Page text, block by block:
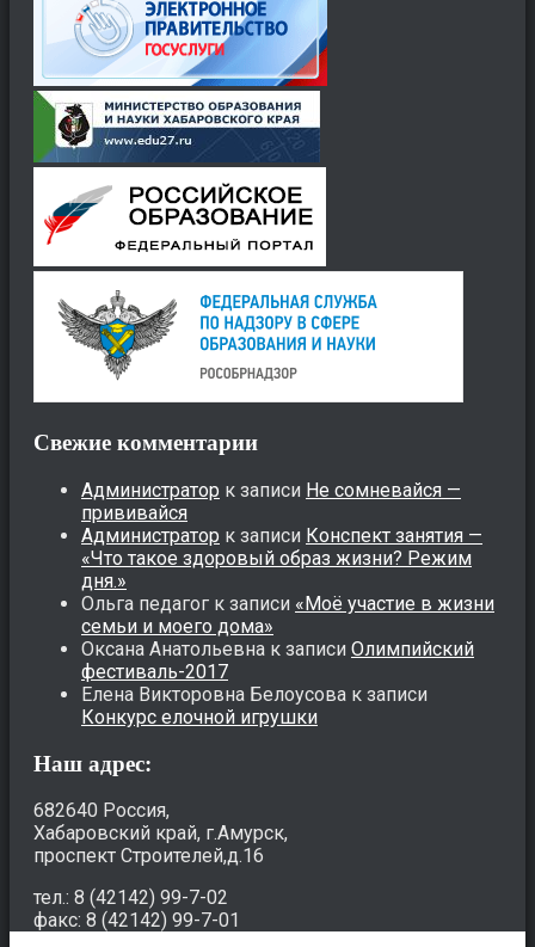
Свежие комментарии
Администратор к записи Не сомневайся —
прививайся
Администратор к записи Конспект занятия —
«Что такое здоровый образ жизни? Режим
дня.»
Ольга педагог к записи «Моё участие в жизни
семьи и моего дома»
Оксана Анатольевна к записи Олимпийский
фестиваль-2017
Елена Викторовна Белоусова к записи
Конкурс елочной игрушки
Наш адрес:
682640 Россия,
Хабаровский край, г.Амурск,
проспект Строителей,д.16
тел.: 8 (42142) 99-7-02
факс: 8 (42142) 99-7-01